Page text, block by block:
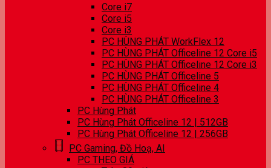
Core i7
Core i5
Core i3
PC HÙNG PHÁT WorkFlex 12
PC HÙNG PHÁT Officeline 12 Core i5
PC HÙNG PHÁT Officeline 12 Core i3
PC HÙNG PHÁT Officeline 5
PC HÙNG PHÁT Officeline 4
PC HÙNG PHÁT Officeline 3
PC Hùng Phát
PC Hùng Phát Officeline 12 | 512GB
PC Hùng Phát Officeline 12 | 256GB
PC Gaming, Đồ Hoạ, AI
PC THEO GIÁ